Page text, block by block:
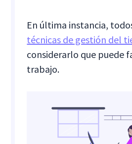
En última instancia,
técnicas de gestión del
considerarlo que puede
trabajo.